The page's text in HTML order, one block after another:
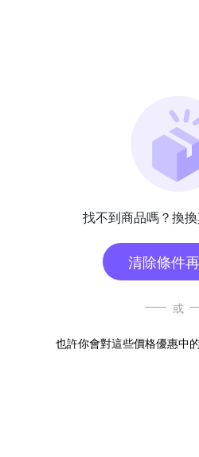
找不到商品嗎？換換
清除條件
或
也許你會對這些價格優惠中